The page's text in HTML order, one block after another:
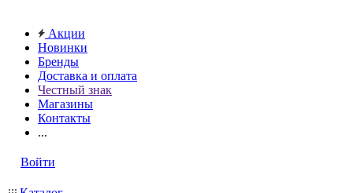
Акции
Новинки
Бренды
Доставка и оплата
Честный знак
Магазины
Контакты
...
Войти